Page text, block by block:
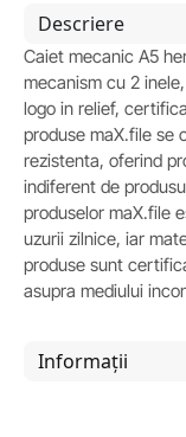
Descriere
Caiet mecanic A5
mecanism cu 2
logo in relief,
produse maX.file se
rezistenta, oferind
indiferent de
produselor maX.file
uzurii zilnice, iar
produse sunt
asupra mediului
Informații